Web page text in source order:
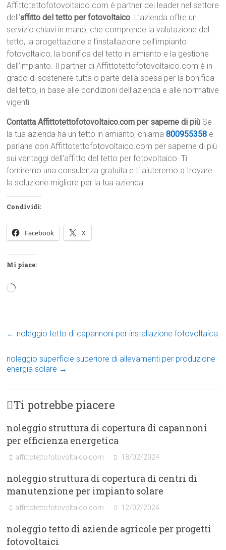
Affittotettofotovoltaico.com è partner dei leader nel settore
dell’affitto del tetto per fotovoltaico. L’azienda offre un
servizio chiavi in mano, che comprende la valutazione del
tetto, la progettazione e l’installazione dell’impianto
fotovoltaico, la bonifica del tetto in amianto e la gestione
dell’impianto. Il partner di Affittotettofotovoltaico.com è in
grado di sostenere tutta o parte della spesa per la bonifica
del tetto, in base alle condizioni dell’azienda e alle normative
vigenti.
Contatta Affittotettofotovoltaico.com per saperne di più Se
la tua azienda ha un tetto in amianto, chiama800955358 e
parlane con Affittotettofotovoltaico.com per saperne di più
sui vantaggi dell’affitto del tetto per fotovoltaico. Ti
forniremo una consulenza gratuita e ti aiuteremo a trovare
la soluzione migliore per la tua azienda.
Condividi:
Facebook X
Mi piace:
Caricamento
← noleggio tetto di capannoni per installazione fotovoltaica
noleggio superficie superiore di allevamenti per produzione
energia solare →
Ti potrebbe piacere
noleggio struttura di copertura di capannoni
per efficienza energetica
affittotettofotovoltaico.com 18/02/2024
noleggio struttura di copertura di centri di
manutenzione per impianto solare
affittotettofotovoltaico.com 12/02/2024
noleggio tetto di aziende agricole per progetti
fotovoltaici